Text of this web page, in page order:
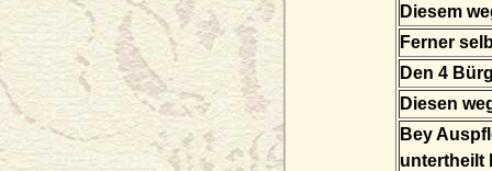
Diesem
Ferner
Den 4
Diesen
Bey
untertheilt